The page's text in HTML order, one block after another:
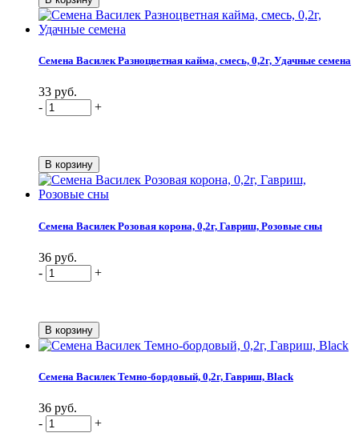
Семена Василек Разноцветная кайма, смесь, 0,2г, Удачные семена
33 руб.
-
+
Семена Василек Розовая корона, 0,2г, Гавриш, Розовые сны
36 руб.
-
+
Семена Василек Темно-бордовый, 0,2г, Гавриш, Black
36 руб.
-
+